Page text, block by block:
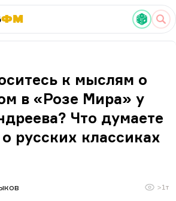
ФМ
к мыслям о
в «Розе Мира» у
Что думаете
русских классиках
>1т